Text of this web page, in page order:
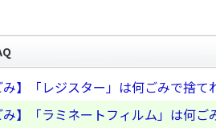
み】「レジスター」は何ごみで捨て
み】「ラミネートフィルム」は何